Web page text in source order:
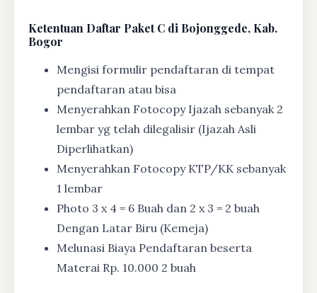
Ketentuan Daftar Paket C di Bojonggede, Kab.
Bogor
Mengisi formulir pendaftaran di tempat
pendaftaran atau bisa
Menyerahkan Fotocopy Ijazah sebanyak 2
lembar yg telah dilegalisir (Ijazah Asli
Diperlihatkan)
Menyerahkan Fotocopy KTP/KK sebanyak
1 lembar
Photo 3 x 4 = 6 Buah dan 2 x 3 = 2 buah
Dengan Latar Biru (Kemeja)
Melunasi Biaya Pendaftaran beserta
Materai Rp. 10.000 2 buah